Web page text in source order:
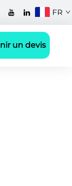
FR
un devis